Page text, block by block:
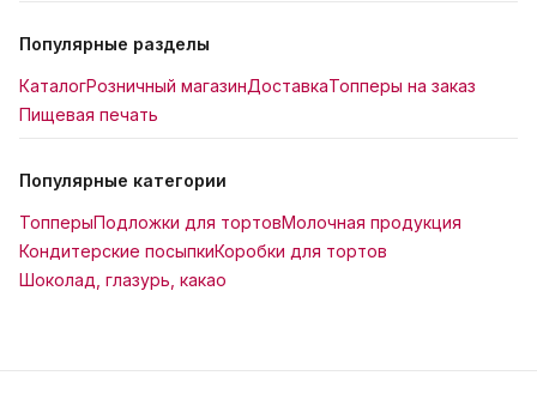
Популярные разделы
КаталогРозничный магазинДоставкаТопперы на заказ
Пищевая печать
Популярные категории
ТопперыПодложки для тортовМолочная продукция
Кондитерские посыпкиКоробки для тортов
Шоколад, глазурь, какао